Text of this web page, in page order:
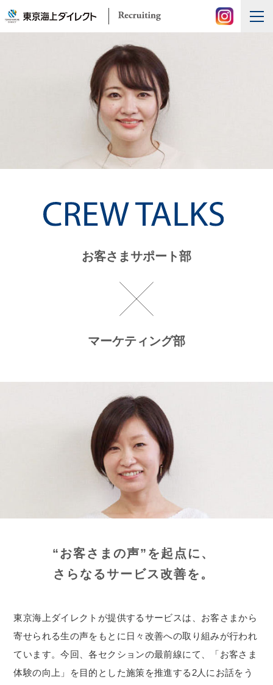
お客さまサポート部
マーケティング部
“お客さまの声”を起点に、
さらなるサービス改善を。
東京海上ダイレクトが提供するサービスは、お客さまから
寄せられる生の声をもとに日々改善への取り組みが行われ
ています。今回、各セクションの最前線にて、「お客さま
体験の向上」を目的とした施策を推進する2人にお話をう